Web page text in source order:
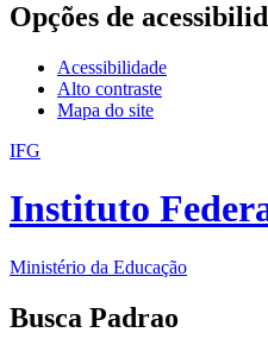
Opções de
Acessibilidade
Alto contraste
Mapa do site
IFG
Instituto
Ministério da Educação
Busca Padrao